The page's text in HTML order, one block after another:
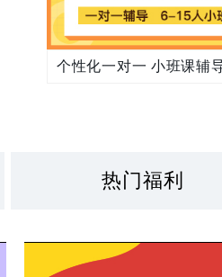
个性化一对一 小班课辅
热门福利